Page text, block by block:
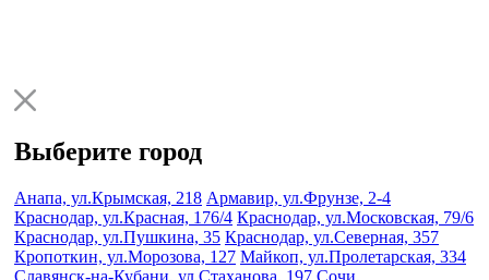
Выберите город
Анапа, ул.Крымская, 218 Армавир, ул.Фрунзе, 2-4
Краснодар, ул.Красная, 176/4 Краснодар, ул.Московская, 79/6
Краснодар, ул.Пушкина, 35 Краснодар, ул.Северная, 357
Кропоткин, ул.Морозова, 127 Майкоп, ул.Пролетарская, 334
Славянск-на-Кубани, ул.Стаханова, 197 Сочи,